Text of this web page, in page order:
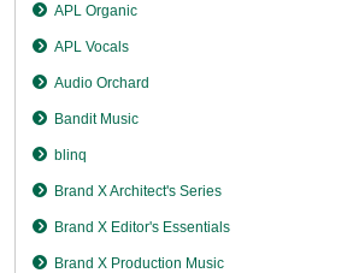
APL Organic
APL Vocals
Audio Orchard
Bandit Music
blinq
Brand X Architect's Series
Brand X Editor's Essentials
Brand X Production Music